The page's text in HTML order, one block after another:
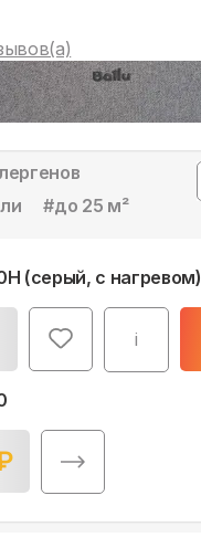
#до 25 м²
(серый, с нагревом)
i